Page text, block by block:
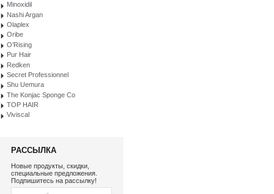
Minoxidil
Nashi Argan
Olaplex
Oribe
O’Rising
Pur Hair
Redken
Secret Professionnel
Shu Uemura
The Konjac Sponge Co
TOP HAIR
Viviscal
РАССЫЛКА
Новые продукты, скидки,
специальные предложения.
Подпишитесь на рассылку!